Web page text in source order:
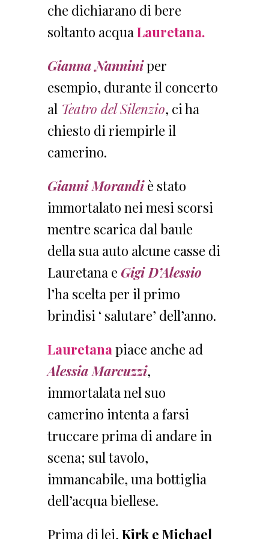
che dichiarano di bere
soltanto acqua Lauretana.
Gianna Nanniniper
esempio, durante il concerto
al Teatro del Silenzio, ci ha
chiesto di riempirle il
camerino.
Gianni Morandiè stato
immortalato nei mesi scorsi
mentre scarica dal baule
della sua auto alcune casse di
Lauretana e Gigi D’Alessio
l’ha scelta per il primo
brindisi ‘ salutare’ dell’anno.
Lauretana piace anche ad
Alessia Marcuzzi,
immortalata nel suo
camerino intenta a farsi
truccare prima di andare in
scena; sul tavolo,
immancabile, una bottiglia
dell’acqua biellese.
Prima di lei, Kirk e Michael